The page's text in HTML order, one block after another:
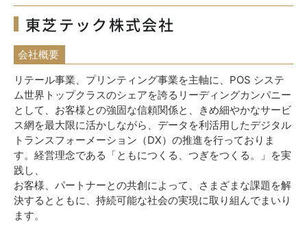
東芝テック株式会社
会社概要
リテール事業、プリンティング事業を主軸に、POS システ
ム世界トップクラスのシェアを誇るリーディングカンパニー
として、お客様との強固な信頼関係と、きめ細やかなサービ
ス網を最大限に活かしながら、データを利活用したデジタル
トランスフォーメーション（DX）の推進を行っておりま
す。経営理念である「ともにつくる、つぎをつくる。」を実
践し、
お客様、パートナーとの共創によって、さまざまな課題を解
決するとともに、持続可能な社会の実現に取り組んでまいり
ます。